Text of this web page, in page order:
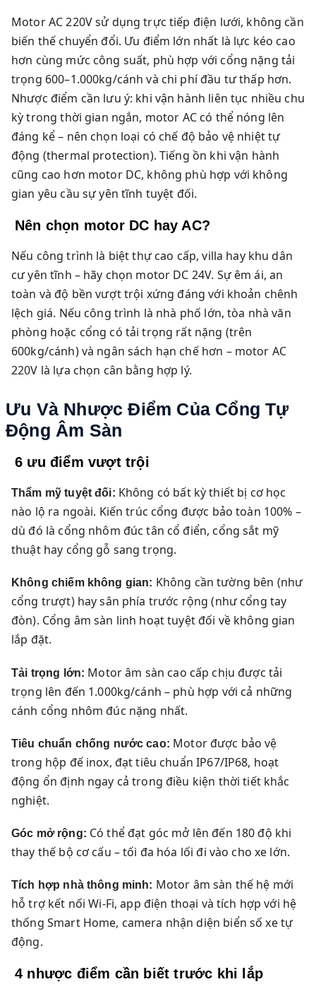
Motor AC 220V sử dụng trực tiếp điện lưới, không cần
biến thế chuyển đổi. Ưu điểm lớn nhất là lực kéo cao
hơn cùng mức công suất, phù hợp với cổng nặng tải
trọng 600–1.000kg/cánh và chi phí đầu tư thấp hơn.
Nhược điểm cần lưu ý: khi vận hành liên tục nhiều chu
kỳ trong thời gian ngắn, motor AC có thể nóng lên
đáng kể – nên chọn loại có chế độ bảo vệ nhiệt tự
động (thermal protection). Tiếng ồn khi vận hành
cũng cao hơn motor DC, không phù hợp với không
gian yêu cầu sự yên tĩnh tuyệt đối.
Nên chọn motor DC hay AC?
Nếu công trình là biệt thự cao cấp, villa hay khu dân
cư yên tĩnh – hãy chọn motor DC 24V. Sự êm ái, an
toàn và độ bền vượt trội xứng đáng với khoản chênh
lệch giá. Nếu công trình là nhà phố lớn, tòa nhà văn
phòng hoặc cổng có tải trọng rất nặng (trên
600kg/cánh) và ngân sách hạn chế hơn – motor AC
220V là lựa chọn cân bằng hợp lý.
Ưu Và Nhược Điểm Của Cổng Tự
Động Âm Sàn
6 ưu điểm vượt trội
Thẩm mỹ tuyệt đối: Không có bất kỳ thiết bị cơ học
nào lộ ra ngoài. Kiến trúc cổng được bảo toàn 100% –
dù đó là cổng nhôm đúc tân cổ điển, cổng sắt mỹ
thuật hay cổng gỗ sang trọng.
Không chiếm không gian: Không cần tường bên (như
cổng trượt) hay sân phía trước rộng (như cổng tay
đòn). Cổng âm sàn linh hoạt tuyệt đối về không gian
lắp đặt.
Tải trọng lớn: Motor âm sàn cao cấp chịu được tải
trọng lên đến 1.000kg/cánh – phù hợp với cả những
cánh cổng nhôm đúc nặng nhất.
Tiêu chuẩn chống nước cao: Motor được bảo vệ
trong hộp đế inox, đạt tiêu chuẩn IP67/IP68, hoạt
động ổn định ngay cả trong điều kiện thời tiết khắc
nghiệt.
Góc mở rộng: Có thể đạt góc mở lên đến 180 độ khi
thay thế bộ cơ cấu – tối đa hóa lối đi vào cho xe lớn.
Tích hợp nhà thông minh: Motor âm sàn thế hệ mới
hỗ trợ kết nối Wi-Fi, app điện thoại và tích hợp với hệ
thống Smart Home, camera nhận diện biển số xe tự
động.
4 nhược điểm cần biết trước khi lắp